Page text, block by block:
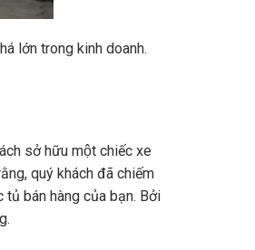
lớn trong kinh doanh.
sở hữu một chiếc xe
quý khách đã chiếm
bán hàng của bạn. Bởi